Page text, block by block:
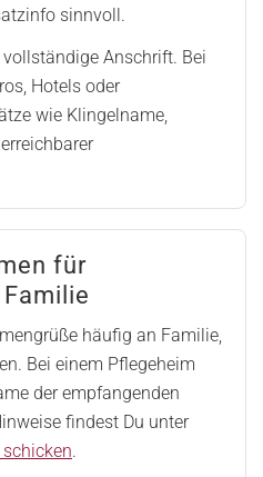
sinnvoll.
Anschrift. Bei
Hotels oder
wie Klingelname,
für
häufig an Familie,
Bei einem Pflegeheim
der empfangenden
findest Du unter
.